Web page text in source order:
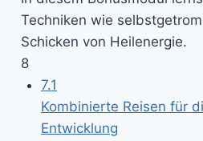
Techniken wie
Schicken von Heilenergie.
8
7.1
Kombinierte Reisen für
Entwicklung